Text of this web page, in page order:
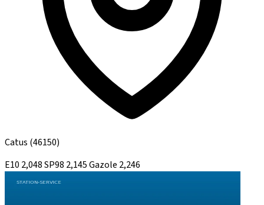
Catus (46150)
E10 2,048SP98 2,145Gazole 2,246